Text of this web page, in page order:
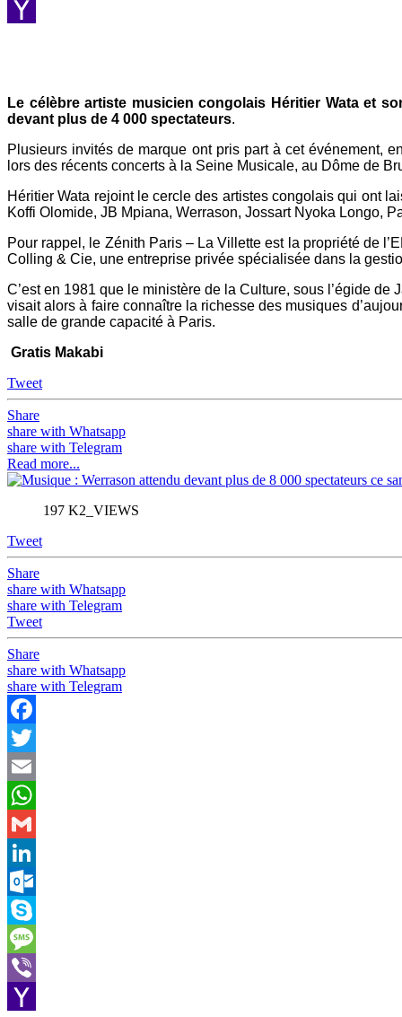
Viber
Le célèbre artiste musicien congolais Héritier Wata et
devant plus de 4 000 spectateurs.
Plusieurs invités de marque ont pris part à cet événement,
lors des récents concerts à la Seine Musicale, au Dôme de
Héritier Wata rejoint le cercle des artistes congolais qui ont
Koffi Olomide, JB Mpiana, Werrason, Jossart Nyoka Longo,
Pour rappel, le Zénith Paris – La Villette est la propriété de
Colling & Cie, une entreprise privée spécialisée dans la
C’est en 1981 que le ministère de la Culture, sous l’égide
visait alors à faire connaître la richesse des musiques
salle de grande capacité à Paris.
Gratis Makabi
Tweet
Share
share with Whatsapp
share with Telegram
Read more...
197 K2_VIEWS
Tweet
Share
share with Whatsapp
share with Telegram
Tweet
Share
share with Whatsapp
share with Telegram
Facebook
Twitter
Email
WhatsApp
Gmail
LinkedIn
Outlook.com
Skype
Message
Viber